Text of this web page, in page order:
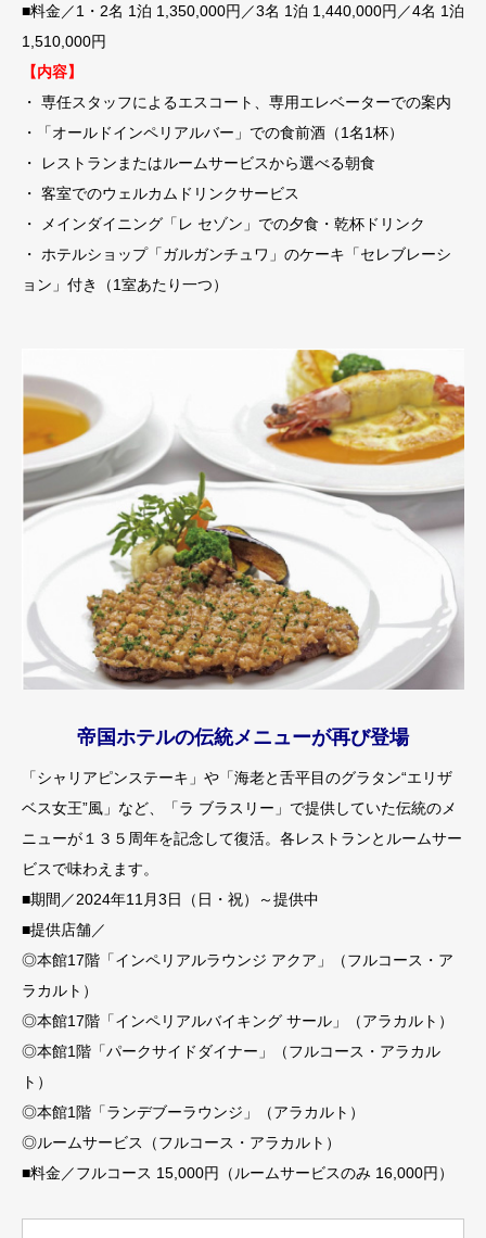
■料金／1・2名 1泊 1,350,000円／3名 1泊 1,440,000円／4名 1泊
1,510,000円
【内容】
・ 専任スタッフによるエスコート、専用エレベーターでの案内
・「オールドインペリアルバー」での食前酒（1名1杯）
・ レストランまたはルームサービスから選べる朝食
・ 客室でのウェルカムドリンクサービス
・ メインダイニング「レ セゾン」での夕食・乾杯ドリンク
・ ホテルショップ「ガルガンチュワ」のケーキ「セレブレーシ
ョン」付き（1室あたり一つ）
帝国ホテルの伝統メニューが再び登場
「シャリアピンステーキ」や「海老と舌平目のグラタン“エリザ
ベス女王”風」など、「ラ ブラスリー」で提供していた伝統のメ
ニューが１３５周年を記念して復活。各レストランとルームサー
ビスで味わえます。
■期間／2024年11月3日（日・祝）～提供中
■提供店舗／
◎本館17階「インペリアルラウンジ アクア」（フルコース・ア
ラカルト）
◎本館17階「インペリアルバイキング サール」（アラカルト）
◎本館1階「パークサイドダイナー」（フルコース・アラカル
ト）
◎本館1階「ランデブーラウンジ」（アラカルト）
◎ルームサービス（フルコース・アラカルト）
■料金／フルコース 15,000円（ルームサービスのみ 16,000円）